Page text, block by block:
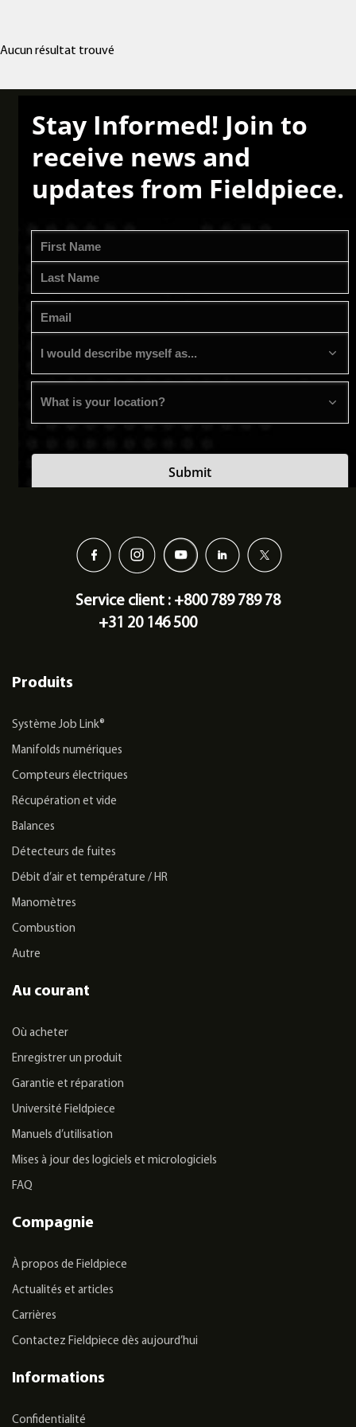
Aucun résultat trouvé
Service client : +800 789 789 78
+31 20 146 500
Produits
Système Job Link®
Manifolds numériques
Compteurs électriques
Récupération et vide
Balances
Détecteurs de fuites
Débit d’air et température / HR
Manomètres
Combustion
Autre
Au courant
Où acheter
Enregistrer un produit
Garantie et réparation
Université Fieldpiece
Manuels d’utilisation
Mises à jour des logiciels et micrologiciels
FAQ
Compagnie
À propos de Fieldpiece
Actualités et articles
Carrières
Contactez Fieldpiece dès aujourd’hui
Informations
Confidentialité